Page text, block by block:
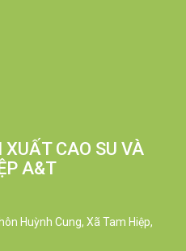
CAO SU VÀ
A&T
Huỳnh Cung, Xã Tam Hiệp,